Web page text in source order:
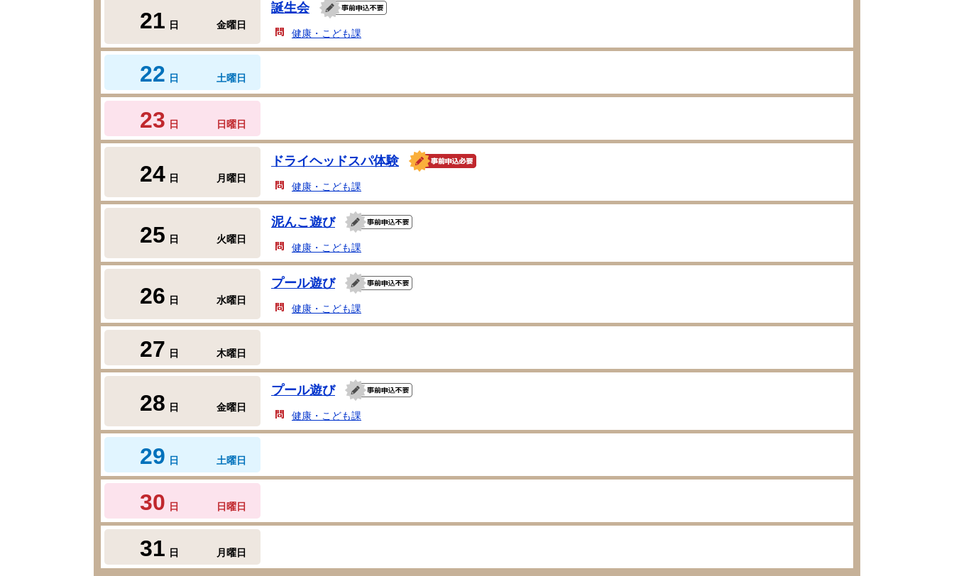
21 日 金曜日
誕生会
健康・こども課
22 日 土曜日
23 日 日曜日
24 日 月曜日
ドライヘッドスパ体験
健康・こども課
25 日 火曜日
泥んこ遊び
健康・こども課
26 日 水曜日
プール遊び
健康・こども課
27 日 木曜日
28 日 金曜日
プール遊び
健康・こども課
29 日 土曜日
30 日 日曜日
31 日 月曜日